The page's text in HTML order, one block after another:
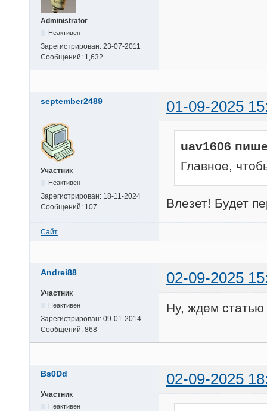
Administrator
Неактивен
Зарегистрирован: 23-07-2011
Сообщений: 1,632
september2489 01-09-2025
Участник
Неактивен
Зарегистрирован: 18-11-2024
Сообщений: 107
uav1606
Главное,
Влезет! Будет
Сайт
Andrei88 02-09-2025
Участник
Неактивен
Зарегистрирован: 09-01-2014
Сообщений: 868
Ну, ждем статью
Bs0Dd 02-09-2025
Участник
Неактивен